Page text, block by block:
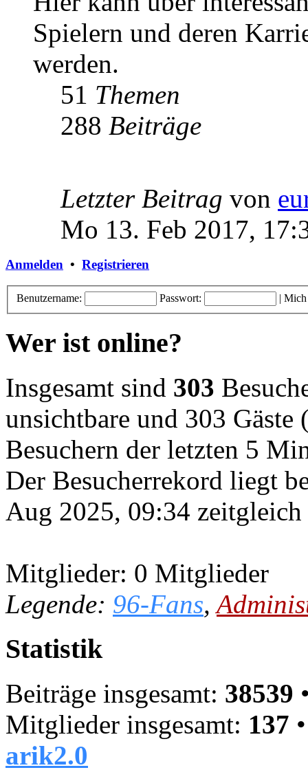
Spielern und deren
werden.
51 Themen
288 Beiträge
Letzter Beitrag von
Mo 13. Feb 2017,
Anmelden • Registrieren
Benutzername: Passwort: | Mich
Wer ist online?
Insgesamt sind 303
unsichtbare und 303 Gäste
Besuchern der letzten 5
Der Besucherrekord liegt
Aug 2025, 09:34
Mitglieder: 0 Mitglieder
Legende: 96-Fans,
Statistik
Beiträge insgesamt: 38539
Mitglieder insgesamt: 137
arik2.0